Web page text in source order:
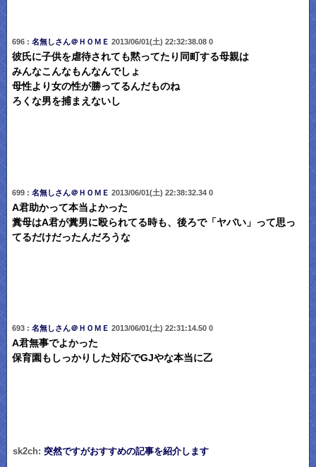
696 : 名無しさん＠ＨＯＭＥ 2013/06/01(土) 22:32:38.08 0
彼氏に子供を虐待されても黙ってたり同町する母親は
みんなこんなもんなんでしょ
母性より女の性が勝ってるんだものね
ろくな男を捕まえないし
699 : 名無しさん＠ＨＯＭＥ 2013/06/01(土) 22:38:32.34 0
A君助かって本当よかった
糞母はA君が糞男に殴られてる時も、後ろで「ヤバい」って思っ
てるだけだったんだろうな
693 : 名無しさん＠ＨＯＭＥ 2013/06/01(土) 22:31:14.50 0
A君無事でよかった
保育園もしっかりした対応でGJやな本当に乙
sk2ch: 突然ですがおすすめの記事を紹介します